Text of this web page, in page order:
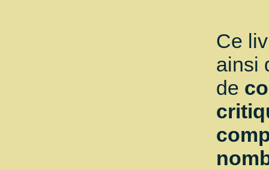
Ce
ainsi
de